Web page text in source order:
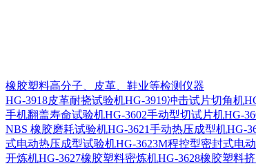
橡胶塑料高分子、皮革、鞋业等检测仪器
HG-3918皮革耐挠试验机HG-3919冲击试片切角机
手机翻盖寿命试验机HG-3602手动型切试片机HG-
NBS 橡胶磨耗试验机HG-3621手动热压成型机HG-
式电动热压成型试验机HG-3623M程控型密封式电
开炼机HG-3627橡胶塑料密炼机HG-3628橡胶塑料